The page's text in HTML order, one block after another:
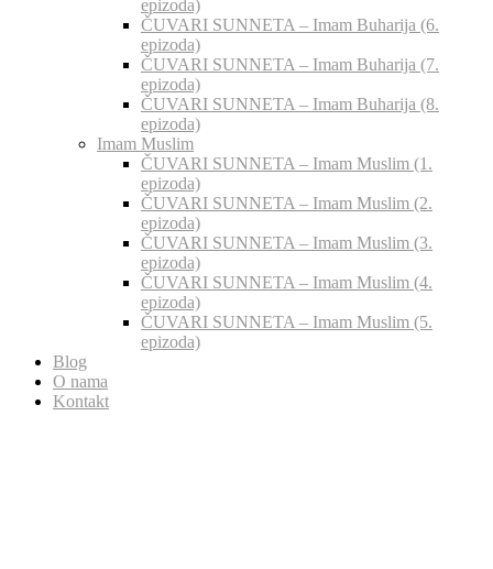
epizoda)
ČUVARI SUNNETA – Imam Buharija (6.
epizoda)
ČUVARI SUNNETA – Imam Buharija (7.
epizoda)
ČUVARI SUNNETA – Imam Buharija (8.
epizoda)
Imam Muslim
ČUVARI SUNNETA – Imam Muslim (1.
epizoda)
ČUVARI SUNNETA – Imam Muslim (2.
epizoda)
ČUVARI SUNNETA – Imam Muslim (3.
epizoda)
ČUVARI SUNNETA – Imam Muslim (4.
epizoda)
ČUVARI SUNNETA – Imam Muslim (5.
epizoda)
Blog
O nama
Kontakt